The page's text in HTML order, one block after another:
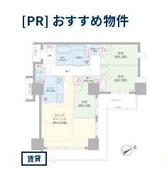
[PR] おすすめ物件
賃貸